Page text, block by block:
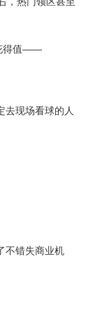
得值——
去现场看球的人
不错失商业机